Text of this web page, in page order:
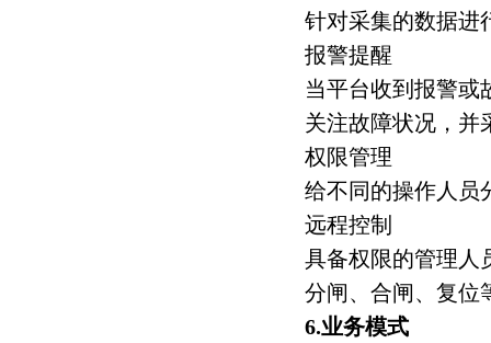
针对采集的数据进
报警提醒
当平台收到报警或
关注故障状况，并
权限管理
给不同的操作人员
远程控制
具备权限的管理人
分闸、合闸、复位
6.业务模式